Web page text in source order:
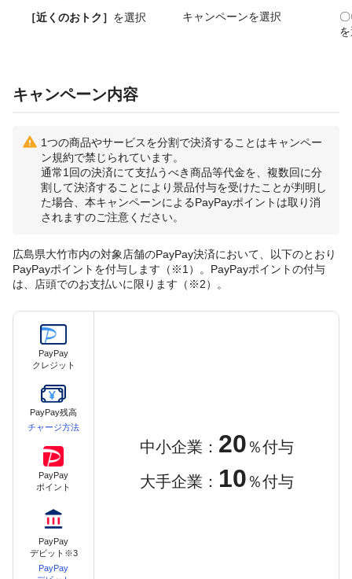
［近くのおトク］ を選択 キャンペーンを選択
キャンペーン内容
1つの商品やサービスを分割で決済することはキャンペー
ン規約で禁じられています。
通常1回の決済にて支払うべき商品等代金を、複数回に分
割して決済することにより景品付与を受けたことが判明し
た場合、本キャンペーンによるPayPayポイントは取り消
されますのご注意ください。
広島県大竹市内の対象店舗のPayPay決済において、以下のとおり
PayPayポイントを付与します（※1）。PayPayポイントの付与
は、店頭でのお支払いに限ります（※2）。
PayPay
クレジット
PayPay残高
チャージ方法
PayPay
ポイント
PayPay
デビット※3
PayPay
中小企業： 20 ％付与
大手企業： 10 ％付与